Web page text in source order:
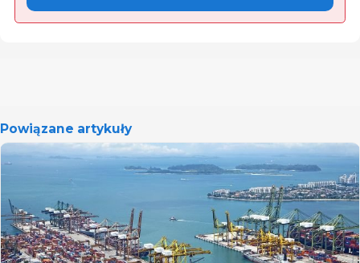
Powiązane artykuły